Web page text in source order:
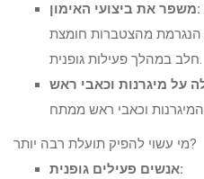
משפר את ביצועי האימון:
הנגרמת מהצטברות חומצת
חלב במהלך פעילות גופנית.
מי עשוי להפיק תועלת רבה יותר?
אנשים פעילים גופנית: